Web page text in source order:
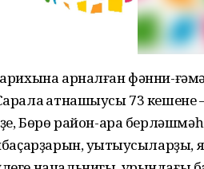
арналған фәнни-
ҡатнашыусы 73 кешене
Бөрө район-ара
уҡытыусыларҙы,